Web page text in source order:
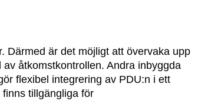
Därmed är det möjligt att övervaka upp
åtkomstkontrollen. Andra inbyggda
flexibel integrering av PDU:n i ett
tillgängliga för